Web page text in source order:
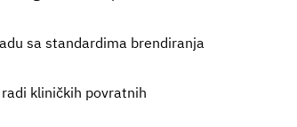
sa standardima brendiranja
kliničkih povratnih